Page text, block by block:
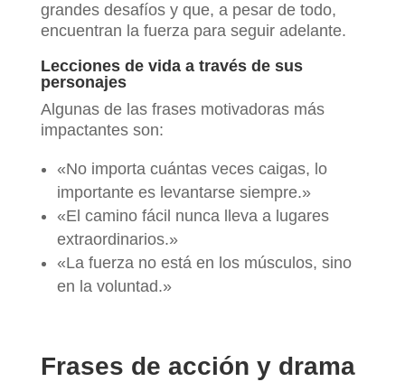
grandes desafíos y que, a pesar de todo,
encuentran la fuerza para seguir adelante.
Lecciones de vida a través de sus
personajes
Algunas de las frases motivadoras más
impactantes son:
«No importa cuántas veces caigas, lo
importante es levantarse siempre.»
«El camino fácil nunca lleva a lugares
extraordinarios.»
«La fuerza no está en los músculos, sino
en la voluntad.»
Frases de acción y drama